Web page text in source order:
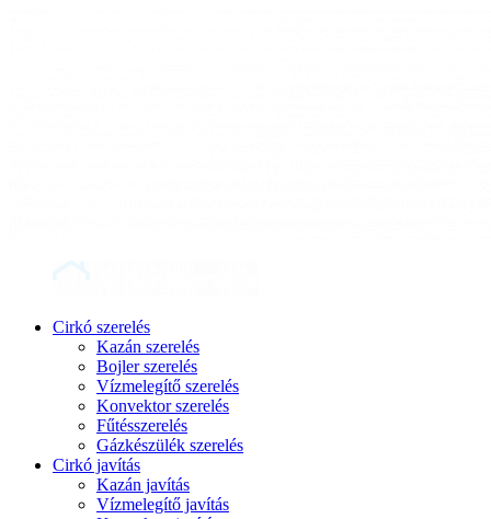
Cirkó szerelés
Kazán szerelés
Bojler szerelés
Vízmelegítő szerelés
Konvektor szerelés
Fűtésszerelés
Gázkészülék szerelés
Cirkó javítás
Kazán javítás
Vízmelegítő javítás